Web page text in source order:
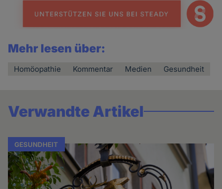
Mehr lesen über:
Homöopathie Kommentar Medien Gesundheit
Verwandte Artikel
GESUNDHEIT